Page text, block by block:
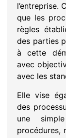
l’entreprise.
que les
règles
des parties
à cette
avec
avec les
Elle vise
des
une
procédures,